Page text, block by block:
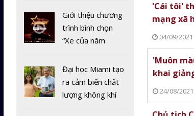
động trong mùa
dịch COVID-19
năm 2022
Giới thiệu chương
trình bình chọn
“Xe của năm
Đại học Miami tạo
ra cảm biến chất
lượng không khí
'Cái tôi'
mạng xã
04/09/2021
'Muôn
khai
24/08/2021